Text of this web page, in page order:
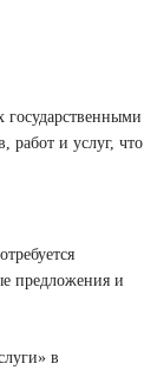
государственными
работ и услуг, что
предложения и
в